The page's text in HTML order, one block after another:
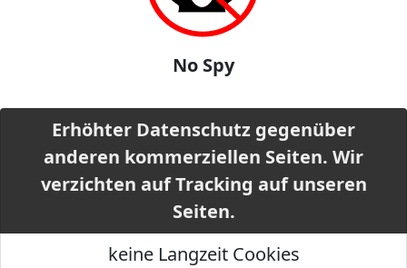
No Spy
Erhöhter Datenschutz gegenüber
anderen kommerziellen Seiten. Wir
verzichten auf Tracking auf unseren
Seiten.
keine Langzeit Cookies